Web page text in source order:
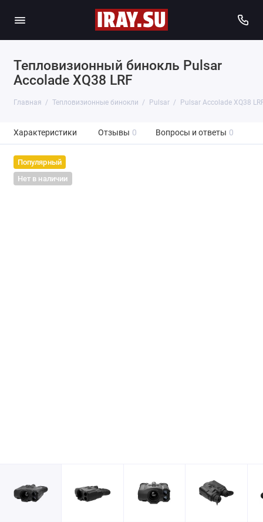
Тепловизионный бинокль Pulsar
Accolade XQ38 LRF
Главная Тепловизионные бинокли Pulsar Pulsar Accolade XQ38
Характеристики Отзывы 0 Вопросы и ответы 0
Популярный
Нет в наличии